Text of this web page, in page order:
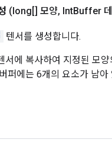
(long[] 모양, IntBuffer
텐서를 생성합니다.
서에 복사하여 지정된 모
퍼에는 6개의 요소가 남